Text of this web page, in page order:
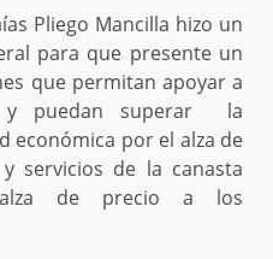
Pliego Mancilla hizo un
para que presente un
que permitan apoyar a
y puedan superar la
económica por el alza de
servicios de la canasta
de precio a los